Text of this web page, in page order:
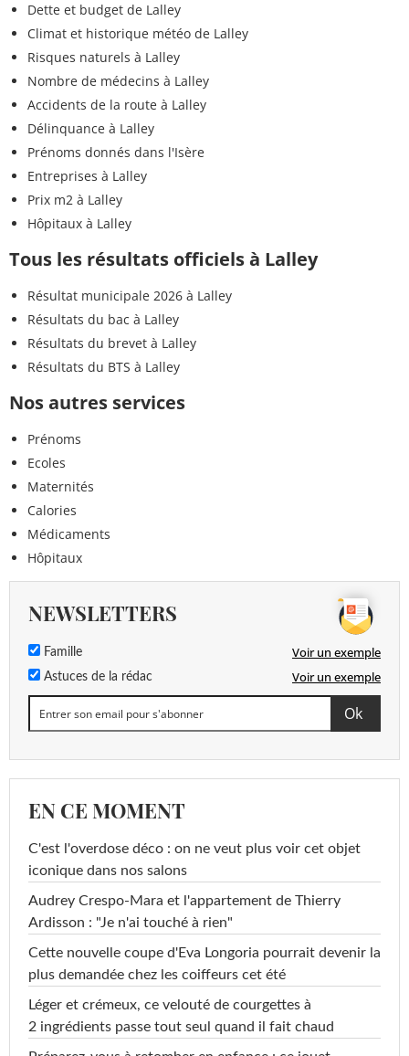
Dette et budget de Lalley
Climat et historique météo de Lalley
Risques naturels à Lalley
Nombre de médecins à Lalley
Accidents de la route à Lalley
Délinquance à Lalley
Prénoms donnés dans l'Isère
Entreprises à Lalley
Prix m2 à Lalley
Hôpitaux à Lalley
Tous les résultats officiels à Lalley
Résultat municipale 2026 à Lalley
Résultats du bac à Lalley
Résultats du brevet à Lalley
Résultats du BTS à Lalley
Nos autres services
Prénoms
Ecoles
Maternités
Calories
Médicaments
Hôpitaux
NEWSLETTERS
Famille Voir un exemple
Astuces de la rédac Voir un exemple
EN CE MOMENT
C'est l'overdose déco : on ne veut plus voir cet objet
iconique dans nos salons
Audrey Crespo-Mara et l'appartement de Thierry
Ardisson : "Je n'ai touché à rien"
Cette nouvelle coupe d'Eva Longoria pourrait devenir la
plus demandée chez les coiffeurs cet été
Léger et crémeux, ce velouté de courgettes à
2 ingrédients passe tout seul quand il fait chaud